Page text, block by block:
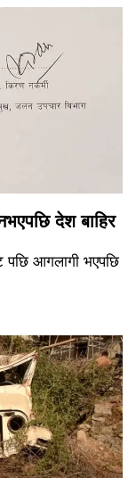
देश बाहिर
पछि आगलागी भएपछि